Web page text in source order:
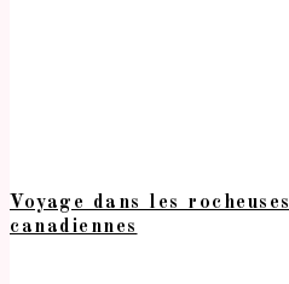
Voyage dans les rocheuses
canadiennes